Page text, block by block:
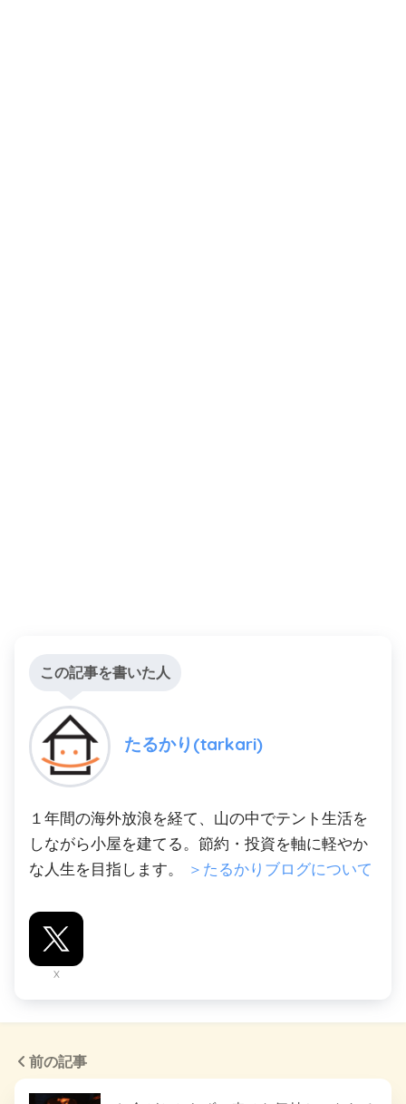
この記事を書いた人
たるかり(tarkari)
１年間の海外放浪を経て、山の中でテント生活を
しながら小屋を建てる。節約・投資を軸に軽やか
な人生を目指します。
＞たるかりブログについて
X
前の記事